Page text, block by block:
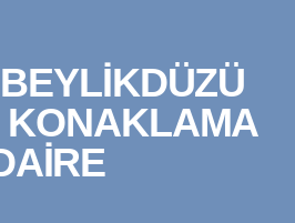
BEYLIKDÜZÜ